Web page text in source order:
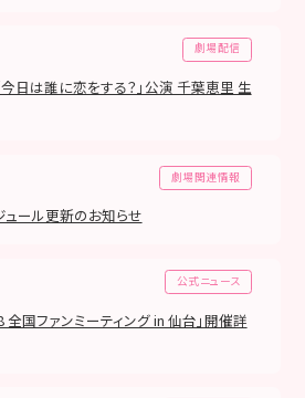
劇場配信
今日は誰に恋をする？」公演 千葉恵里 生
劇場関連情報
ール更新のお知らせ
公式ニュース
全国ファンミーティング in 仙台」開催詳